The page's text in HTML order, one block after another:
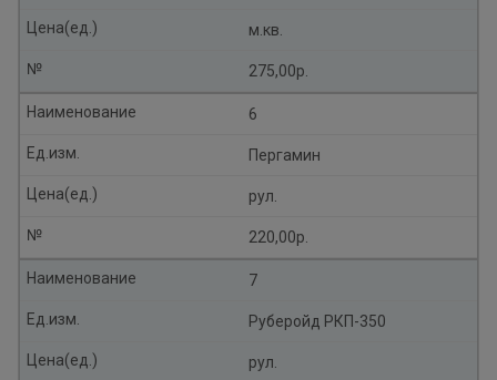
м.кв.
Цена(ед.)
275,00р.
№
6
Наименование
Пергамин
Ед.изм.
рул.
Цена(ед.)
220,00р.
№
7
Наименование
Руберойд РКП-350
Ед.изм.
рул.
Цена(ед.)